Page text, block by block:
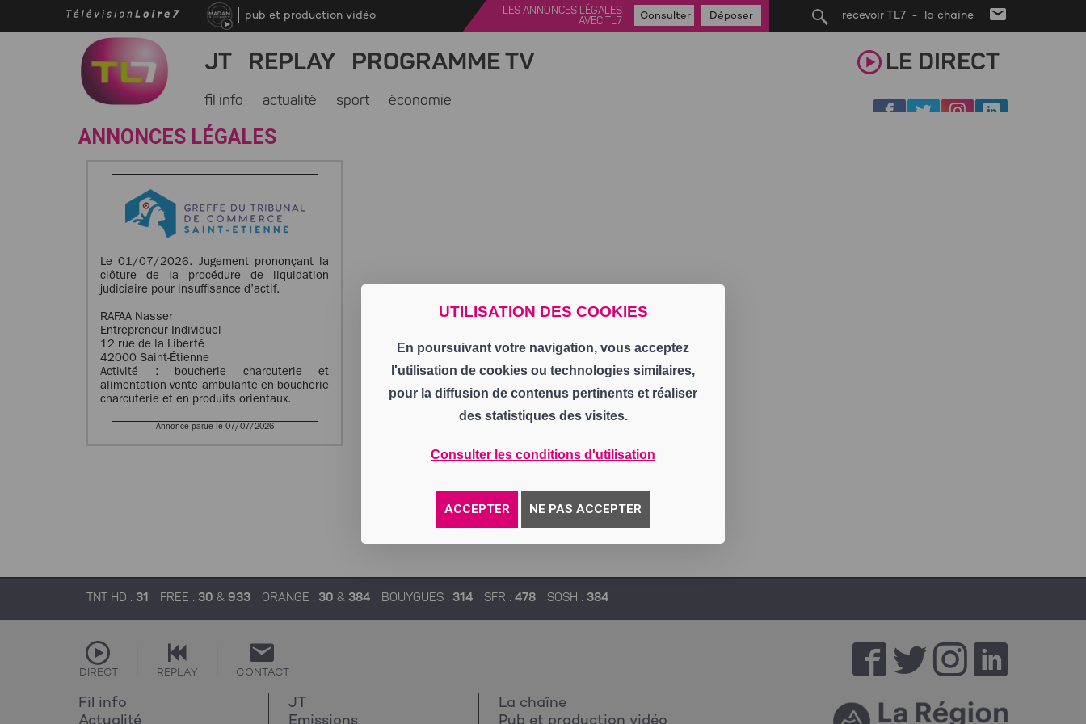
UTILISATION DES COOKIES
En poursuivant votre navigation, vous acceptez
l'utilisation de cookies ou technologies similaires,
pour la diffusion de contenus pertinents et réaliser
des statistiques des visites.
Consulter les conditions d'utilisation
ACCEPTER NE PAS ACCEPTER
recevoir TL7 - la chaine
pub et production vidéo
LES ANNONCES LÉGALES
AVEC TL7
Consulter Déposer
JT REPLAY PROGRAMME TV LE DIRECT
fil info actualité sport économie
ANNONCES LÉGALES
Le 01/07/2026. Jugement prononçant la
clôture de la procédure de liquidation
judiciaire pour insuffisance d’actif.
RAFAA Nasser
Entrepreneur Individuel
12 rue de la Liberté
42000 Saint-Étienne
Activité : boucherie charcuterie et
alimentation vente ambulante en boucherie
charcuterie et en produits orientaux.
Annonce parue le 07/07/2026
TNT HD : 31 FREE : 30 & 933 ORANGE : 30 & 384 BOUYGUES : 314 SFR : 478 SOSH : 384
DIRECT REPLAY CONTACT
Fil info
JT
La chaîne